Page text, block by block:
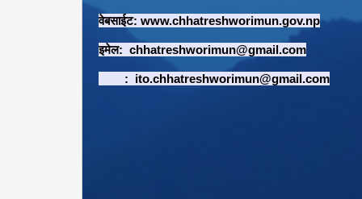
वेबसाईट: www.chhatreshworimun.gov.np
इमेल: chhatreshworimun@gmail.com
: ito.chhatreshworimun@gmail.com